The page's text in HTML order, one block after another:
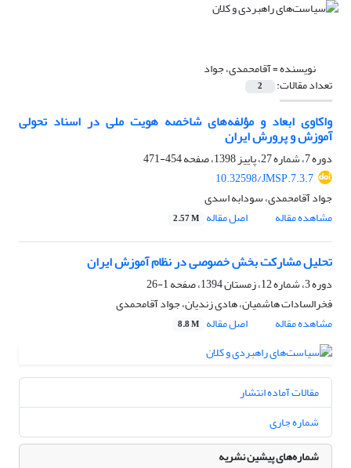
نویسنده =آقامحمدی، جواد
تعداد مقالات: 2
واکاوی ابعاد و مؤلفه‌های شاخصه هویت ملی در اسناد تحولی
آموزش و پرورش ایران
دوره 7، شماره 27، پاییز 1398، صفحه
454-471
10.32598/JMSP.7.3.7
جواد آقامحمدی، سودابه اسدی
مشاهده مقاله
اصل مقاله 2.57 M
تحلیل مشارکت بخش خصوصی در نظام آموزش ایران
دوره 3، شماره 12، زمستان 1394، صفحه
1-26
فخرالسادات هاشمیان، هادی زندیان، جواد آقامحمدی
مشاهده مقاله
اصل مقاله 8.8 M
مقالات آماده انتشار
شماره جاری
شماره‌های پیشین نشریه